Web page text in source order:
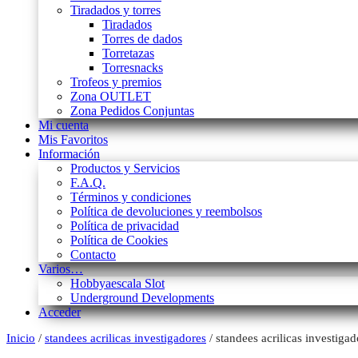
Tiradados y torres
Tiradados
Torres de dados
Torretazas
Torresnacks
Trofeos y premios
Zona OUTLET
Zona Pedidos Conjuntas
Mi cuenta
Mis Favoritos
Información
Productos y Servicios
F.A.Q.
Términos y condiciones
Política de devoluciones y reembolsos
Política de privacidad
Política de Cookies
Contacto
Varios…
Hobbyaescala Slot
Underground Developments
Acceder
Inicio / standees acrilicas investigadores / standees acrilicas